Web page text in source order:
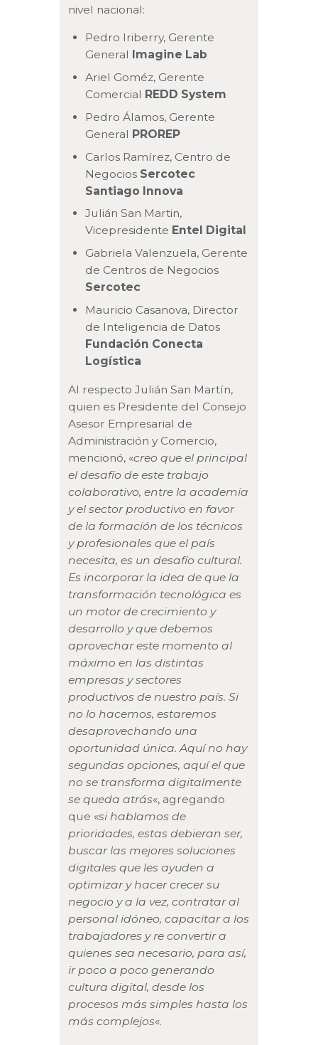
nivel nacional:
Pedro Iriberry, Gerente
General
Imagine Lab
Ariel Goméz, Gerente
Comercial REDD System
Pedro Álamos, Gerente
General PROREP
Carlos Ramírez, Centro de
Negocios Sercotec
Santiago Innova
Julián San Martin,
Vicepresidente Entel Digital
Gabriela Valenzuela, Gerente
de Centros de Negocios
Sercotec
Mauricio Casanova, Director
de Inteligencia de Datos
Fundación Conecta
Logística
Al respecto Julián San Martín,
quien es Presidente del Consejo
Asesor Empresarial de
Administración y Comercio,
mencionó, «creo que el principal
el desafío de este trabajo
colaborativo, entre la academia
y el sector productivo en favor
de la formación de los técnicos
y profesionales que el país
necesita, es un desafío cultural.
Es incorporar la idea de que la
transformación tecnológica es
un motor de crecimiento y
desarrollo y que debemos
aprovechar este momento al
máximo en las distintas
empresas y sectores
productivos de nuestro país. Si
no lo hacemos, estaremos
desaprovechando una
oportunidad única. Aquí no hay
segundas opciones, aquí el que
no se transforma digitalmente
se queda atrás«, agregando
que «si hablamos de
prioridades, estas debieran ser,
buscar las mejores soluciones
digitales que les ayuden a
optimizar y hacer crecer su
negocio y a la vez, contratar al
personal idóneo, capacitar a los
trabajadores y re convertir a
quienes sea necesario, para así,
ir poco a poco generando
cultura digital, desde los
procesos más simples hasta los
más complejos«.